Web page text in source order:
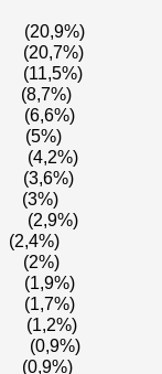
(20,9%)
(6,6%)
(5%)
(4,2%)
(3%)
(2,9%)
(2%)
(1,2%)
(0,9%)